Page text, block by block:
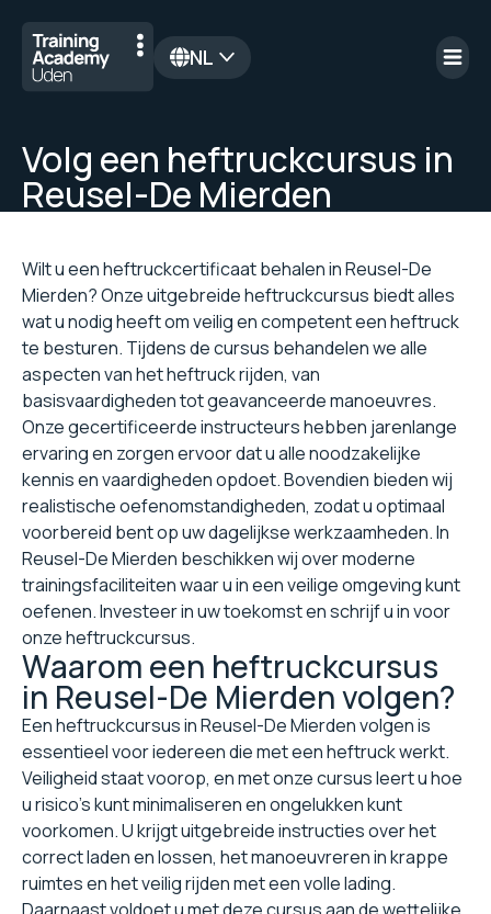
NL
Volg een heftruckcursus in
Reusel-De Mierden
Wilt u een heftruckcertificaat behalen in Reusel-De
Mierden? Onze uitgebreide heftruckcursus biedt alles
wat u nodig heeft om veilig en competent een heftruck
te besturen. Tijdens de cursus behandelen we alle
aspecten van het heftruck rijden, van
basisvaardigheden tot geavanceerde manoeuvres.
Onze gecertificeerde instructeurs hebben jarenlange
ervaring en zorgen ervoor dat u alle noodzakelijke
kennis en vaardigheden opdoet. Bovendien bieden wij
realistische oefenomstandigheden, zodat u optimaal
voorbereid bent op uw dagelijkse werkzaamheden. In
Reusel-De Mierden beschikken wij over moderne
trainingsfaciliteiten waar u in een veilige omgeving kunt
oefenen. Investeer in uw toekomst en schrijf u in voor
onze heftruckcursus.
Waarom een heftruckcursus
in Reusel-De Mierden volgen?
Een heftruckcursus in Reusel-De Mierden volgen is
essentieel voor iedereen die met een heftruck werkt.
Veiligheid staat voorop, en met onze cursus leert u hoe
u risico's kunt minimaliseren en ongelukken kunt
voorkomen. U krijgt uitgebreide instructies over het
correct laden en lossen, het manoeuvreren in krappe
ruimtes en het veilig rijden met een volle lading.